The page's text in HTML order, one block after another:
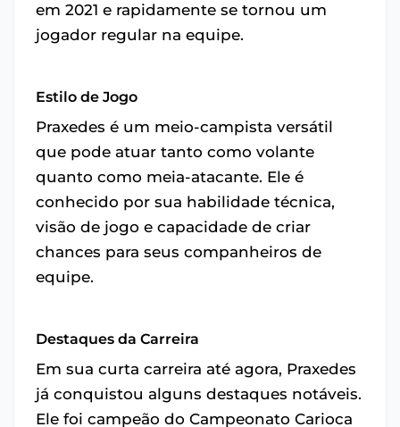
em 2021 e rapidamente se tornou um
jogador regular na equipe.
Estilo de Jogo
Praxedes é um meio-campista versátil
que pode atuar tanto como volante
quanto como meia-atacante. Ele é
conhecido por sua habilidade técnica,
visão de jogo e capacidade de criar
chances para seus companheiros de
equipe.
Destaques da Carreira
Em sua curta carreira até agora, Praxedes
já conquistou alguns destaques notáveis.
Ele foi campeão do Campeonato Carioca